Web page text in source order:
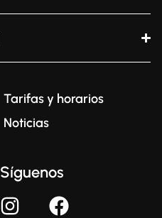
Tarifas y horarios
Noticias
Síguenos